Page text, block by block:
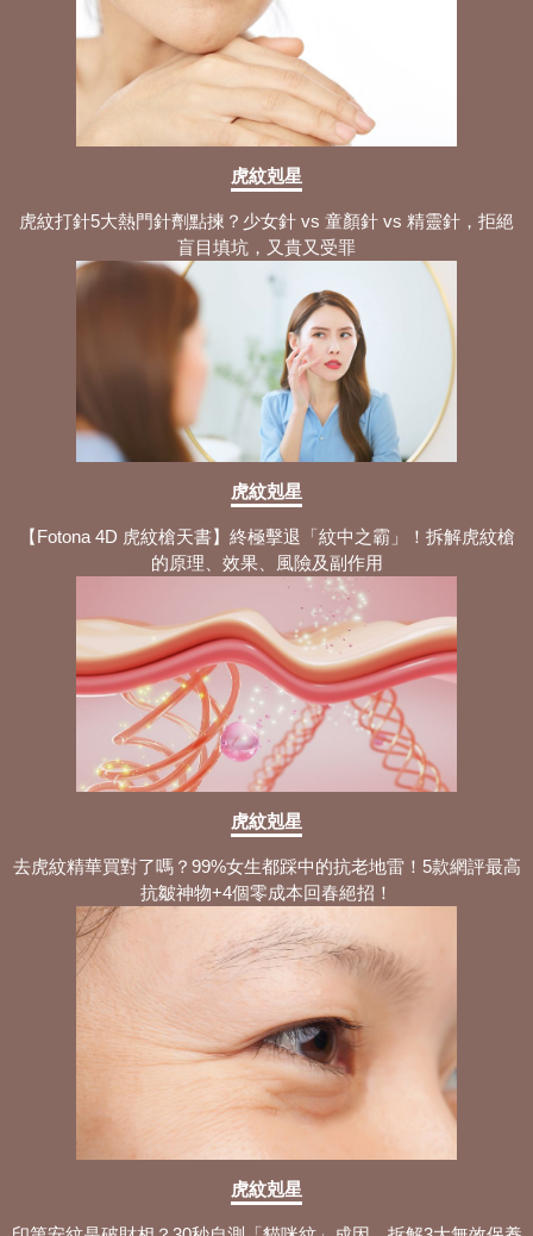
虎紋剋星
虎紋打針5大熱門針劑點揀？少女針 vs 童顏針 vs 精靈針，拒絕
盲目填坑，又貴又受罪
虎紋剋星
【Fotona 4D 虎紋槍天書】終極擊退「紋中之霸」！拆解虎紋槍
的原理、效果、風險及副作用
虎紋剋星
去虎紋精華買對了嗎？99%女生都踩中的抗老地雷！5款網評最高
抗皺神物+4個零成本回春絕招！
虎紋剋星